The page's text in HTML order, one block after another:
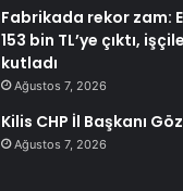
Fabrikada rekor zam:
153 bin TL’ye çıktı,
kutladı
Ağustos 7, 2026
Kilis CHP İl Başkanı
Ağustos 7, 2026